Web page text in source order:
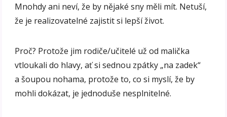
Mnohdy ani neví, že by nějaké sny měli mít. Netuší,
že je realizovatelné zajistit si lepší život.
Proč? Protože jim rodiče/učitelé už od malička
vtloukali do hlavy, ať si sednou zpátky „na zadek“
a šoupou nohama, protože to, co si myslí, že by
mohli dokázat, je jednoduše nesplnitelné.